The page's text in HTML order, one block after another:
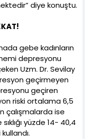
diye konuştu.
gebe kadınların
depresyonu
Uzm. Dr. Sevilay
geçirmeyen
geçiren
riski ortalama 6,5
çalışmalarda ise
yüzde 14- 40,4